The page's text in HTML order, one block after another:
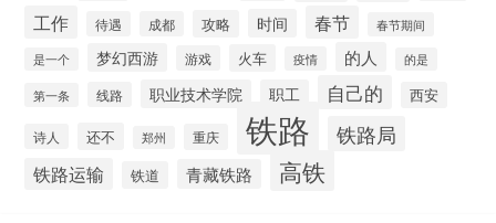
工作 待遇 成都 攻略 时间 春节 春节期间
是一个 梦幻西游 游戏 火车 疫情 的人 的是
第一条 线路 职业技术学院 职工 自己的 西安
诗人 还不 郑州 重庆 铁路 铁路局
铁路运输 铁道 青藏铁路 高铁